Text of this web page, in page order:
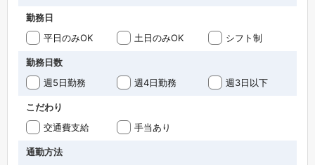
勤務日
平日のみOK
土日のみOK シフト制
勤務日数
週5日勤務
週4日勤務 週3日以下
こだわり
交通費支給
手当あり
通勤方法